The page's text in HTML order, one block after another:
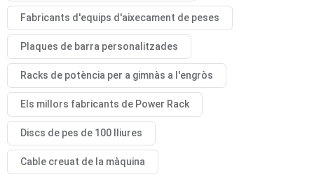
Fabricants d'equips d'aixecament de peses
Plaques de barra personalitzades
Racks de potència per a gimnàs a l'engròs
Els millors fabricants de Power Rack
Discs de pes de 100 lliures
Cable creuat de la màquina